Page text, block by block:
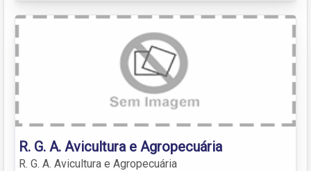
R. G. A. Avicultura e Agropecuária
R. G. A. Avicultura e Agropecuária